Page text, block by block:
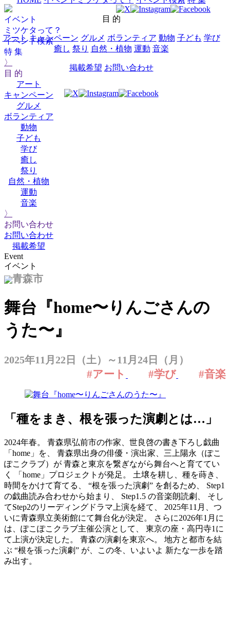
イベント
ミツケタって？
イベント検索
特 集
〉
目 的
アート
キャンペーン
グルメ
ボランティア
動物
子ども
学び
癒し
祭り
自然・植物
運動
音楽
〉
お問い合わせ
お問い合わせ
掲載希望
目 的
アート キャンペーン グルメ ボランティア 動物 子ども 学び
癒し 祭り 自然・植物 運動 音楽
掲載希望 お問い合わせ
Event
イベント
青森市
舞台『home〜りんごさんの
うた〜』
2025年11月22日（土）～11月24日（月）
#アート #学び #音楽
「種をまき、根を張った演劇とは…」
2024年春。 ⻘森県弘前市の作家、世良啓の書き下ろし戯曲
「home」を、 ⻘森県出⾝の俳優・演出家、三上陽永（ぽこ
ぽこクラブ）が ⻘森と東京を繋ぎながら舞台へと育ててい
く 「home」プロジェクトが発足。 土壌を耕し、種を蒔き、
時間をかけて育てる、 “根を張った演劇” を創るため、 Step1
の戯曲読み合わせから始まり、 Step1.5 の⾳楽朗読劇、 そし
てStep2のリーディングドラマ上演を経て、 2025年11⽉、つ
いに青森県立美術館にて舞台化が決定。 さらに2026年1月に
は、ぽこぽこクラブ主催公演として、 東京の座・高円寺1に
て上演が決定した。 青森の演劇を東京へ。 ​地方と都市を結
ぶ “根を張った演劇” が、この冬、いよいよ 新たな一歩を踏
み出す。